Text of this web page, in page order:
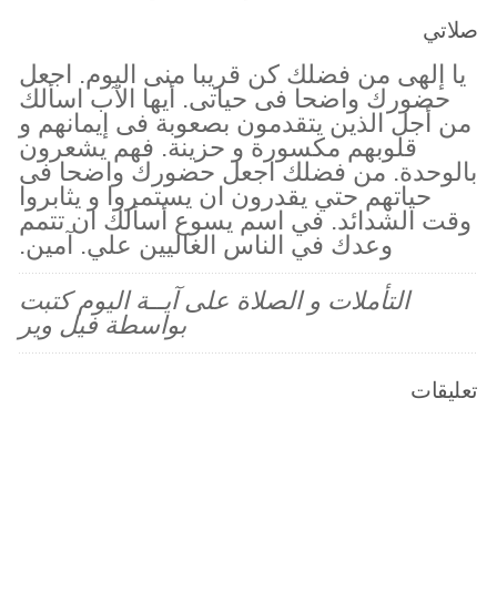
صلاتي
يا إلهى من فضلك كن قريبا منى اليوم. اجعل
حضورك واضحا فى حياتى. أيها الآب اسألك
من أجل الذين يتقدمون بصعوبة فى إيمانهم و
قلوبهم مكسورة و حزينة. فهم يشعرون
بالوحدة. من فضلك اجعل حضورك واضحا فى
حياتهم حتي يقدرون ان يستمروا و يثابروا
وقت الشدائد. في اسم يسوع أسألك ان تتمم
وعدك في الناس الغاليين علي. آمين.
التأملات و الصلاة على آيــة اليوم كتبت
بواسطة فيل وير
تعليقات